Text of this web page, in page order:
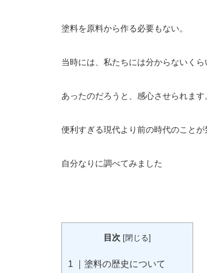
塗料を原料から作る必要もない。
当時には、私たちには分からないく
あったのだろうと、感心させられます
便利すぎる現代より前の時代のこと
自分なりに調べてみました
目次 閉じる
1 ｜塗料の歴史について